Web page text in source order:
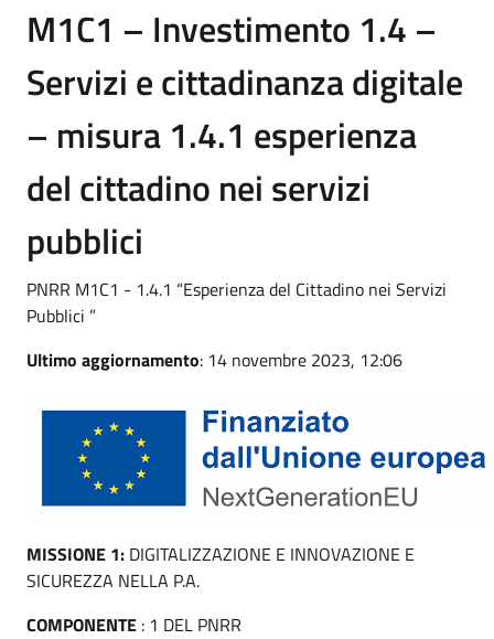
M1C1 – Investimento 1.4 –
Servizi e cittadinanza digitale
– misura 1.4.1 esperienza
del cittadino nei servizi
pubblici
PNRR M1C1 - 1.4.1 “Esperienza del Cittadino nei Servizi
Pubblici ”
Ultimo aggiornamento: 14 novembre 2023, 12:06
MISSIONE 1: DIGITALIZZAZIONE E INNOVAZIONE E
SICUREZZA NELLA P.A.
COMPONENTE : 1 DEL PNRR